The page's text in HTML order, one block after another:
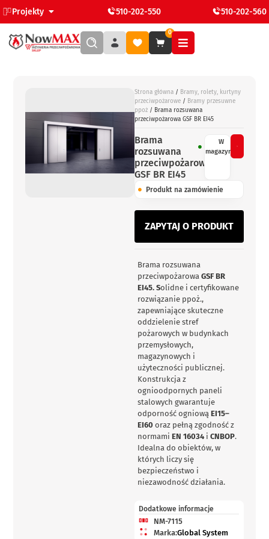
Projekty 510-202-550 510-202-560
0
Strona główna / Bramy, rolety, kurtyny
przeciwpożarowe / Bramy przesuwne
ppoż / Brama rozsuwana
przeciwpożarowa GSF BR EI45
Brama
rozsuwana
przeciwpożarowa
GSF BR EI45
W
magazynie
Produkt na zamówienie
ZAPYTAJ O PRODUKT
Brama rozsuwana
przeciwpożarowaGSF BR
EI45. Solidne i certyfikowane
rozwiązanie ppoż.,
zapewniające skuteczne
oddzielenie stref
pożarowych w budynkach
przemysłowych,
magazynowych i
użyteczności publicznej.
Konstrukcja z
ognioodpornych paneli
stalowych gwarantuje
odporność ogniowąEI15–
EI60 oraz pełną zgodność z
normamiEN 16034 iCNBOP.
Idealna do obiektów, w
których liczy się
bezpieczeństwo i
niezawodność działania.
Dodatkowe informacje
NM-7115
Marka:Global System